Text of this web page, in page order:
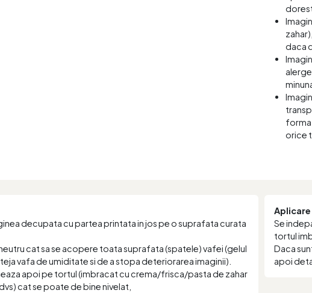
daca
orice
decupata cu partea printata in jos pe o suprafata curata
cat sa se acopere toata suprafata (spatele) vafei (gelul
vafa de umiditate si de a stopa deteriorarea imaginii).
apoi pe tortul (imbracat cu crema/frisca/pasta de zahar
cat se poate de bine nivelat,
Se
tortul
Daca
apoi